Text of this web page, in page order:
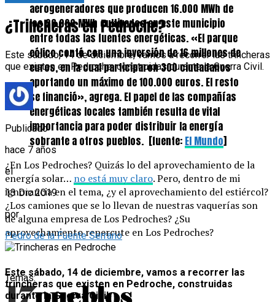
aerogeneradores que producen 16.000 MWh de
los 26.000 MWh cultivados en este municipio
entre todas las fuentes energéticas. «El parque
eólico contó con una inversión de 16 millones de
euros, en la cual participaron 300 ciudadanos
aportando un máximo de 100.000 euros. El resto
se financió», agrega. El papel de las compañías
energéticas locales también resulta de vital
importancia para poder distribuir la energía
sobrante a otros pueblos. [fuente: El Mundo]
¿En Los Pedroches? Quizás lo del aprovechamiento de la
energía solar… no está muy claro. Pero, dentro de mi
ignorancia en el tema, ¿y el aprovechamiento del estiércol?
¿Los camiones que se lo llevan de nuestras vaquerías son
de alguna empresa de Los Pedroches? ¿Su
aprovechamiento repercute en Los Pedroches?
Temas:
¿Trincheras en Pedroche?
Este sábado, 14 de diciembre, vamos a recorrer las trincheras
que existen en Pedroche, construidas durante la Guerra Civil.
Publicado
hace 7 años
el
13 Dic 2019
por
Pedro de la Fuente Serrano
Este sábado, 14 de diciembre, vamos a recorrer las
trincheras que existen en Pedroche, construidas
durante la Guerra Civil.